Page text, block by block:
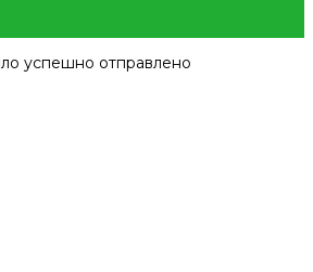
успешно отправлено